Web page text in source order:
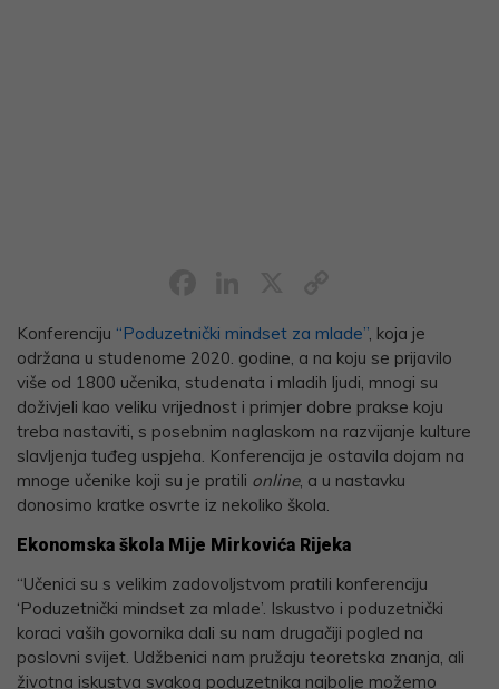
Link
Konferenciju “Poduzetnički mindset za mlade”, koja je
održana u studenome 2020. godine, a na koju se prijavilo
više od 1800 učenika, studenata i mladih ljudi, mnogi su
doživjeli kao veliku vrijednost i primjer dobre prakse koju
treba nastaviti, s posebnim naglaskom na razvijanje kulture
slavljenja tuđeg uspjeha. Konferencija je ostavila dojam na
mnoge učenike koji su je pratili online, a u nastavku
donosimo kratke osvrte iz nekoliko škola.
Ekonomska škola Mije Mirkovića Rijeka
“Učenici su s velikim zadovoljstvom pratili konferenciju
‘Poduzetnički mindset za mlade’. Iskustvo i poduzetnički
koraci vaših govornika dali su nam drugačiji pogled na
poslovni svijet. Udžbenici nam pružaju teoretska znanja, ali
životna iskustva svakog poduzetnika najbolje možemo